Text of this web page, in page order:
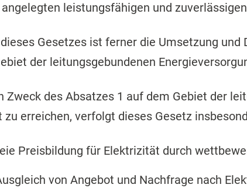
leistungsfähigen und
Gesetzes ist ferner die Umsetzung
der leitungsgebundenen
Zweck des Absatzes 1 auf dem Gebiet der
zu erreichen, verfolgt dieses Gesetz
Preisbildung für Elektrizität durch
von Angebot und Nachfrage nach